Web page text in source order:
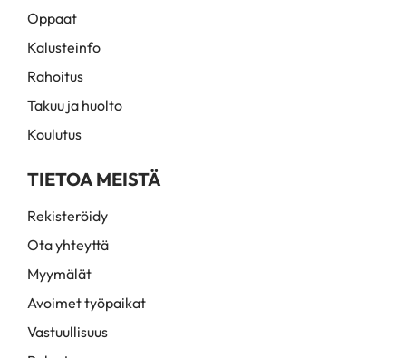
Oppaat
Kalusteinfo
Rahoitus
Takuu ja huolto
Koulutus
TIETOA MEISTÄ
Rekisteröidy
Ota yhteyttä
Myymälät
Avoimet työpaikat
Vastuullisuus